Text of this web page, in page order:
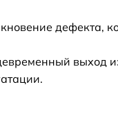
дефекта,
выход из